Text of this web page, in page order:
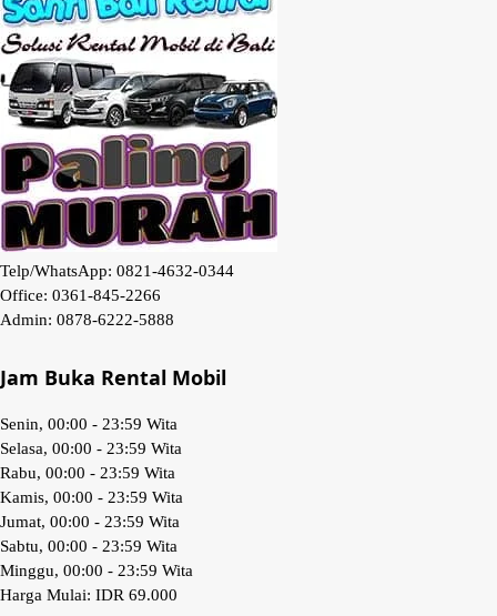
Telp/WhatsApp: 0821-4632-0344
Office: 0361-845-2266
Admin: 0878-6222-5888
Jam Buka Rental Mobil
Senin, 00:00 - 23:59 Wita
Selasa, 00:00 - 23:59 Wita
Rabu, 00:00 - 23:59 Wita
Kamis, 00:00 - 23:59 Wita
Jumat, 00:00 - 23:59 Wita
Sabtu, 00:00 - 23:59 Wita
Minggu, 00:00 - 23:59 Wita
Harga Mulai: IDR 69.000